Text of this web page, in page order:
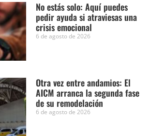
No estás solo: Aquí puedes
pedir ayuda si atraviesas una
crisis emocional
6 de agosto de 2026
Otra vez entre andamios: El
AICM arranca la segunda fase
de su remodelación
6 de agosto de 2026